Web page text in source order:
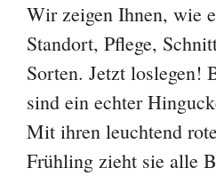
Wir zeigen Ihnen, wie
Standort, Pflege,
Sorten. Jetzt loslegen!
sind ein echter
Mit ihren leuchtend
Frühling zieht sie alle